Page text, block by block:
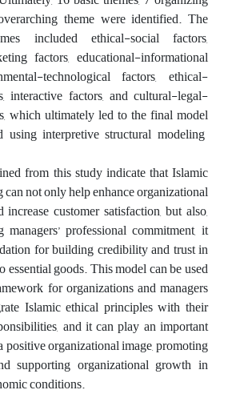
themewere identified. The
included ethical-social factors,
factors, educational-informational
technological factors, ethical-
interactive factors, and cultural-legal-
, which ultimately led to thefinal model
using interpretive structural modeling
from this study indicate thatIslamic
can not only helpenhance organizational
increase customer satisfaction, but also,
managers’ professional commitment, it
forbuilding credibility and trustin
essential goods. This model can be used
for organizations and managers
Islamic ethical principles with their
, and it can play an important
positive organizational image, promoting
supporting organizational growth in
conditions.